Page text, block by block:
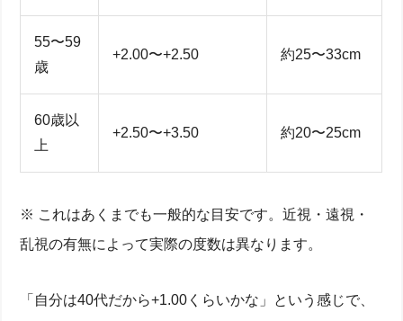
55〜59
歳
+2.00〜+2.50 約25〜33cm
60歳以
上
+2.50〜+3.50 約20〜25cm
※ これはあくまでも一般的な目安です。近視・遠視・
乱視の有無によって実際の度数は異なります。
「自分は40代だから+1.00くらいかな」という感じで、